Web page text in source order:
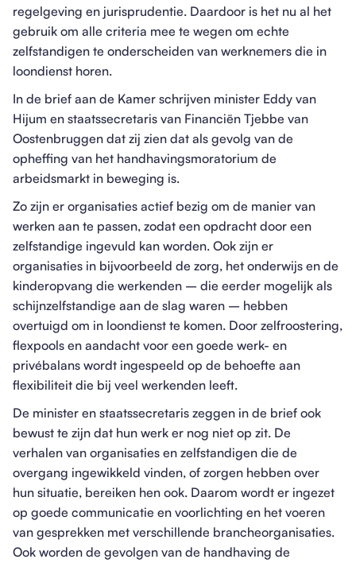
regelgeving en jurisprudentie. Daardoor is het nu al het
gebruik om alle criteria mee te wegen om echte
zelfstandigen te onderscheiden van werknemers die in
loondienst horen.
In de brief aan de Kamer schrijven minister Eddy van
Hijum en staatssecretaris van Financiën Tjebbe van
Oostenbruggen dat zij zien dat als gevolg van de
opheffing van het handhavingsmoratorium de
arbeidsmarkt in beweging is.
Zo zijn er organisaties actief bezig om de manier van
werken aan te passen, zodat een opdracht door een
zelfstandige ingevuld kan worden. Ook zijn er
organisaties in bijvoorbeeld de zorg, het onderwijs en de
kinderopvang die werkenden – die eerder mogelijk als
schijnzelfstandige aan de slag waren – hebben
overtuigd om in loondienst te komen. Door zelfroostering,
flexpools en aandacht voor een goede werk- en
privébalans wordt ingespeeld op de behoefte aan
flexibiliteit die bij veel werkenden leeft.
De minister en staatssecretaris zeggen in de brief ook
bewust te zijn dat hun werk er nog niet op zit. De
verhalen van organisaties en zelfstandigen die de
overgang ingewikkeld vinden, of zorgen hebben over
hun situatie, bereiken hen ook. Daarom wordt er ingezet
op goede communicatie en voorlichting en het voeren
van gesprekken met verschillende brancheorganisaties.
Ook worden de gevolgen van de handhaving de